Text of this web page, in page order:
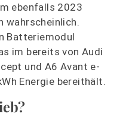
ebenfalls 2023
wahrscheinlich.
Batteriemodul
im bereits von Audi
und A6 Avant e-
Energie bereithält.